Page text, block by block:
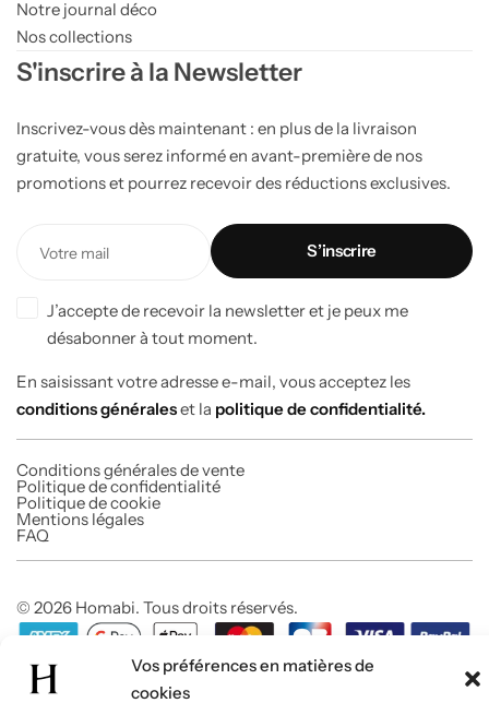
Vos préférences en matières de
cookies
Notre journal déco
Nos collections
S'inscrire à la Newsletter
Inscrivez-vous dès maintenant : en plus de la livraison
gratuite, vous serez informé en avant-première de nos
promotions et pourrez recevoir des réductions exclusives.
J’accepte de recevoir la newsletter et je peux me
désabonner à tout moment.
En saisissant votre adresse e-mail, vous acceptez les
conditions généraleset la politique de confidentialité.
Conditions générales de vente
Politique de confidentialité
Politique de cookie
Mentions légales
FAQ
© 2026 Homabi. Tous droits réservés.